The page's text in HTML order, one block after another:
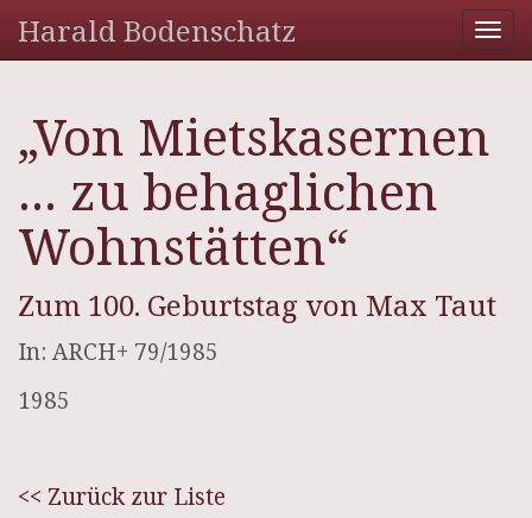
Harald Bodenschatz
„Von Mietskasernen
... zu behaglichen
Wohnstätten“
Zum 100. Geburtstag von Max Taut
In: ARCH+ 79/1985
1985
<< Zurück zur Liste